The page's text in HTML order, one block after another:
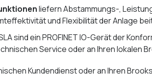
liefern Abstammungs-,
und Flexibilität der Anlage
sind ein PROFINET IO-Gerät der
Service oder an Ihren lokalen
Kundendienst oder an Ihren